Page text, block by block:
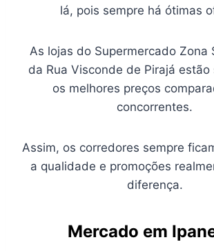
lá, pois sempre há ótimas
As lojas do Supermercado Zona
da Rua Visconde de Pirajá estão
os melhores preços
concorrentes.
Assim, os corredores sempre
a qualidade e promoções
diferença.
Mercado em